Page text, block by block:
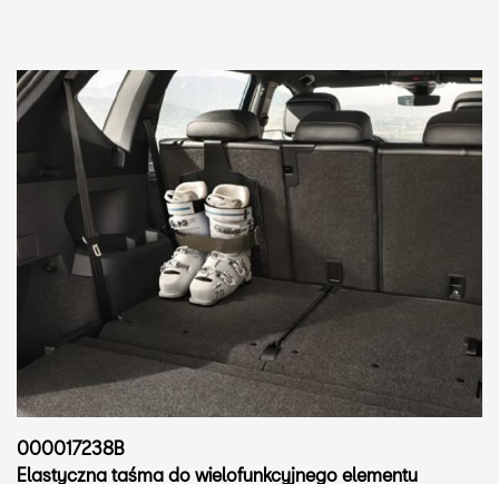
000017238B
Elastyczna taśma do wielofunkcyjnego elementu